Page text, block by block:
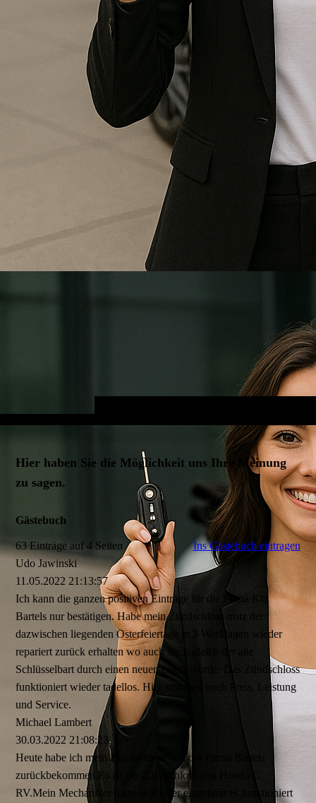
Hier haben Sie die Möglichkeit uns Ihre Meinung
zu sagen.
Gästebuch
63 Einträge auf 4 Seiten
Ins Gästebuch eintragen
Udo Jawinski
11.05.2022 21:13:57
Ich kann die ganzen positiven Einträge für die Firma Kfz
Bartels nur bestätigen. Habe mein Zündschloss trotz der
dazwischen liegenden Osterfeiertage in 3 Werktagen wieder
repariert zurück erhalten wo auch noch gleich der alte
Schlüsselbart durch einen neuen ersetz wurde. Das Zündschloss
funktioniert wieder tadellos. Hier stimmen noch Preis, Leistung
und Service.
Michael Lambert
30.03.2022 21:08:23
Heute habe ich mein Zündschloss von der Firma Bartels
zurückbekommen.Es ist ein Zündschloss von Honda C
RV.Mein Mechaniker hatte es wieder eingebaut es funktioniert